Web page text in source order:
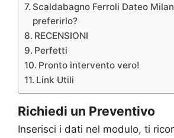
Scaldabagno Ferroli Dateo
preferirlo?
RECENSIONI
Perfetti
Pronto intervento vero!
Link Utili
Richiedi un Preventivo
Inserisci i dati nel modulo, ti